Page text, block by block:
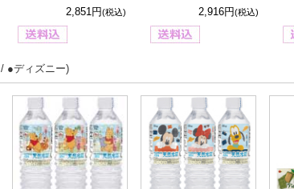
2,851円(税込) 2,916円(税込)
/ ●ディズニー)